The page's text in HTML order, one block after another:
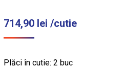
714,90 lei /cutie
Plăci în cutie: 2 buc